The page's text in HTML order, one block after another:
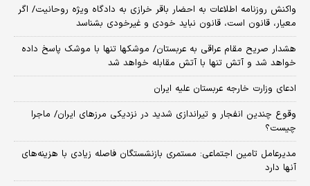
واکنش روزنامه اطلاعات به احضار باقر خرازی به دادگاه ویژه روحانیت/ اگر
معیار، قانون است، قانون نباید خودی و غیرخودی بشناسد
هشدار صریح مقام عراقی به عربستان/ موشکها تنها با موشک پاسخ داده
خواهد شد و آتش تنها با آتش مقابله خواهد شد
ادعای وزارت خارجه عربستان علیه ایران
وقوع چندین انفجار و تیراندازی شدید در نزدیکی مرز‌های ایران/ ماجرا
چیست؟
مدیرعامل تامین اجتماعی: مستمری بازنشستگان فاصله زیادی با هزینه‌های
آنها دارد